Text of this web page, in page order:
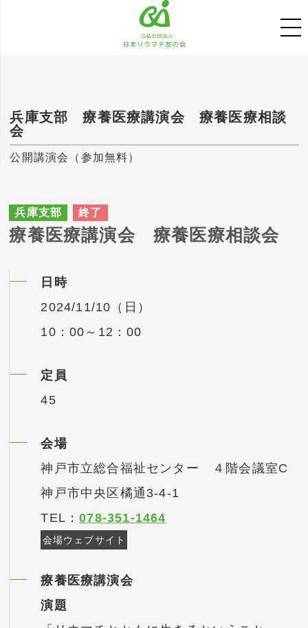
兵庫支部 療養医療講演会 療養医療相談
会
公開講演会（参加無料）
兵庫支部 終了
療養医療講演会 療養医療相談会
日時
2024/11/10（日）
10：00～12：00
定員
45
会場
神戸市立総合福祉センター ４階会議室C
神戸市中央区橘通3-4-1
TEL：078-351-1464
会場ウェブサイト
療養医療講演会
演題